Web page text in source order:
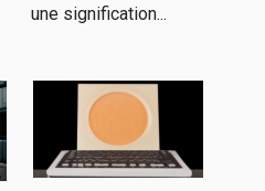
une signification...